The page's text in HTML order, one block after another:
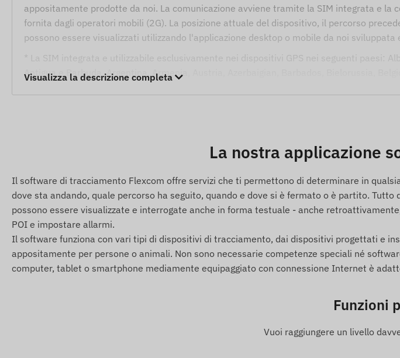
appositamente prodotte da noi. La comunicazione avviene tramite la SIM integrata e la
fornita dagli operatori mobili (2G). La posizione attuale del dispositivo, il percorso
possono essere visualizzati utilizzando l'applicazione desktop o mobile da noi sviluppata
* La SIM integrata e utilizzabile esclusivamente nei dispositivi GPS nei seguenti paesi:
Antigua e Barbuda, Argentina, Armenia, Austria, Azerbaigian, Barbados, Bielorussia,
Kirghizistan, Lettonia, Liechtenstein, Lituania, Lussemburgo, Malesia, Malta, Messico,
Mongolia, Montenegro, Montserrat, Paesi Bassi, Nuova Zelanda, Macedonia del Nord,
Paraguay, Peru, Filippine, Polonia, Portogallo, Romania, Russia, Saint Kitts e Nevis,
Grenadine, Serbia, Slovacchia, Slovenia, Sudafrica, Spagna, Sri Lanka, Svezia, Svizzera,
Turchia, Turks e Caicos, Ucraina, Emirati Arabi Uniti, Stati Uniti, Vietnam e Hong Kong.
Servizi e caratteristiche
Compatibilita con piu sistemi satellitari (GPS, GLONASS, GALILEO, BEIDOU)
Comunicazione tra il dispositivo e il proprietario tramite reti GSM 2G, con una scheda
Visualizza la descrizione completa
La nostra applicazione
Il software di tracciamento Flexcom offre servizi che ti permettono di determinare in
dove sta andando, quale percorso ha seguito, quando e dove si è fermato o è partito.
possono essere visualizzate e interrogate anche in forma testuale - anche
POI e impostare allarmi.
Il software funziona con vari tipi di dispositivi di tracciamento, dai dispositivi progettati e
appositamente per persone o animali. Non sono necessarie competenze speciali né
computer, tablet o smartphone mediamente equipaggiato con connessione Internet è
Funzioni
Vuoi raggiungere un livello